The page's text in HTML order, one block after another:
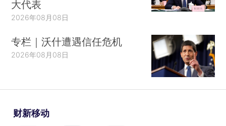
大代表
2026年08月08日
专栏｜沃什遭遇信任危机
2026年08月08日
财新移动